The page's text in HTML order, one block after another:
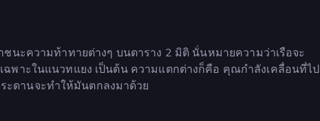
นะความท้าทายต่างๆ บนตาราง 2 มิติ นั่นหมายความว่าเรือจะ
ฉพาะในแนวทแยง เป็นต้น ความแตกต่างก็คือ คุณกำลังเคลื่อนที่ไป
ดานจะทำให้มันตกลงมาด้วย